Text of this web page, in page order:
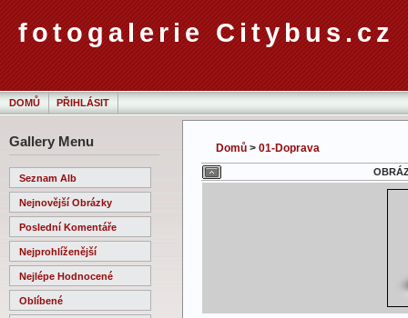
fotogalerie Citybus.cz
DOMŮ PŘIHLÁSIT
Gallery Menu
Seznam Alb
Nejnovější Obrázky
Poslední Komentáře
Nejprohlíženější
Nejlépe Hodnocené
Oblíbené
Domů > 01-Doprava